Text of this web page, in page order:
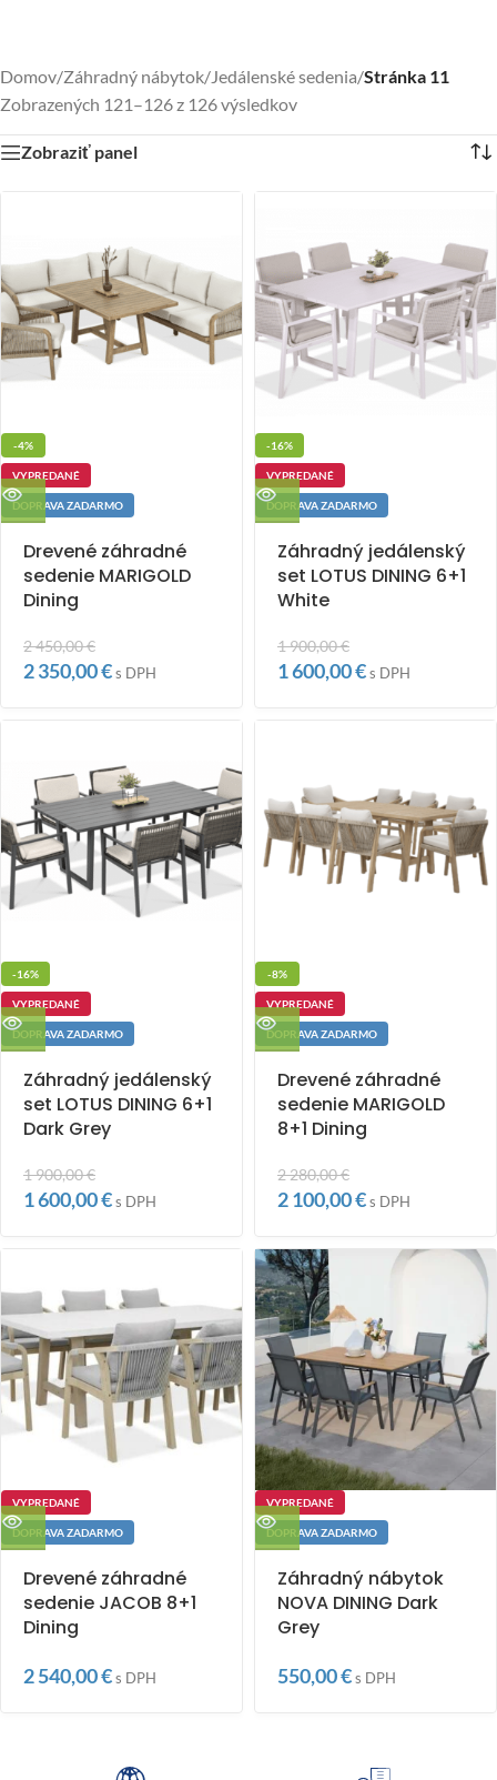
Domov/Záhradný nábytok/Jedálenské sedenia/Stránka 11
Zobrazených 121–126 z 126 výsledkov
Zobraziť panel
-4%
VYPREDANÉ
DOPRAVA ZADARMO
Drevené záhradné
sedenie MARIGOLD
Dining
2 450,00€
2 350,00€s DPH
-16%
VYPREDANÉ
DOPRAVA ZADARMO
Záhradný jedálenský
set LOTUS DINING 6+1
White
1 900,00€
1 600,00€s DPH
-16%
VYPREDANÉ
DOPRAVA ZADARMO
Záhradný jedálenský
set LOTUS DINING 6+1
Dark Grey
1 900,00€
1 600,00€s DPH
-8%
VYPREDANÉ
DOPRAVA ZADARMO
Drevené záhradné
sedenie MARIGOLD
8+1 Dining
2 280,00€
2 100,00€s DPH
VYPREDANÉ
DOPRAVA ZADARMO
Drevené záhradné
sedenie JACOB 8+1
Dining
2 540,00€s DPH
VYPREDANÉ
DOPRAVA ZADARMO
Záhradný nábytok
NOVA DINING Dark
Grey
550,00€s DPH